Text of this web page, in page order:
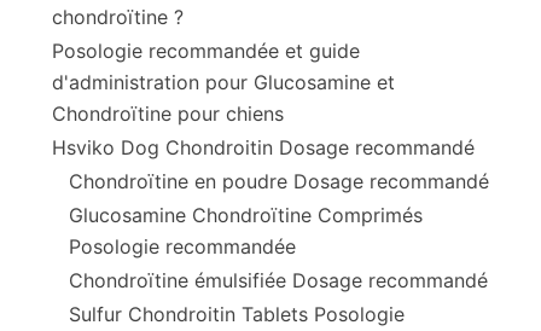
chondroïtine ?
Posologie recommandée et guide
d'administration pour Glucosamine et
Chondroïtine pour chiens
Hsviko Dog Chondroitin Dosage recommandé
Chondroïtine en poudre Dosage recommandé
Glucosamine Chondroïtine Comprimés
Posologie recommandée
Chondroïtine émulsifiée Dosage recommandé
Sulfur Chondroitin Tablets Posologie